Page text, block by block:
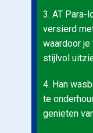
3. AT Para-
versierd
waardoor
stijlvol
4. Han
te
genieten